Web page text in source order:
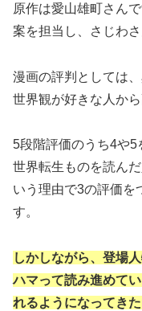
原作は愛山雄町さん
案を担当し、さじわ
漫画の評判としては
世界観が好きな人か
5段階評価のうち4や
世界転生ものを読ん
いう理由で3の評価を
す。
しかしながら、登場
ハマって読み進めて
れるようになってき